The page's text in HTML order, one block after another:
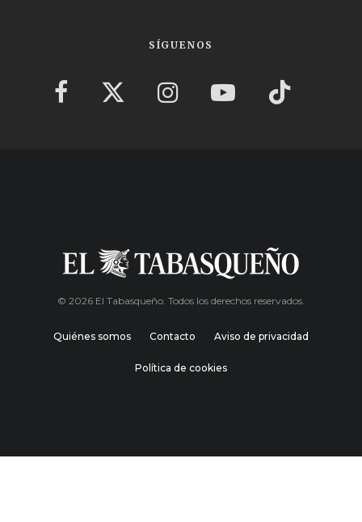
SÍGUENOS
© 2026 El Tabasqueño. Todos los derechos reservados.
Quiénes somos Contacto Aviso de privacidad
Política de cookies